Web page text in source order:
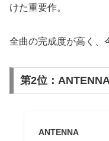
けた重要作。
全曲の完成度が高く、
第2位：
ANTENNA